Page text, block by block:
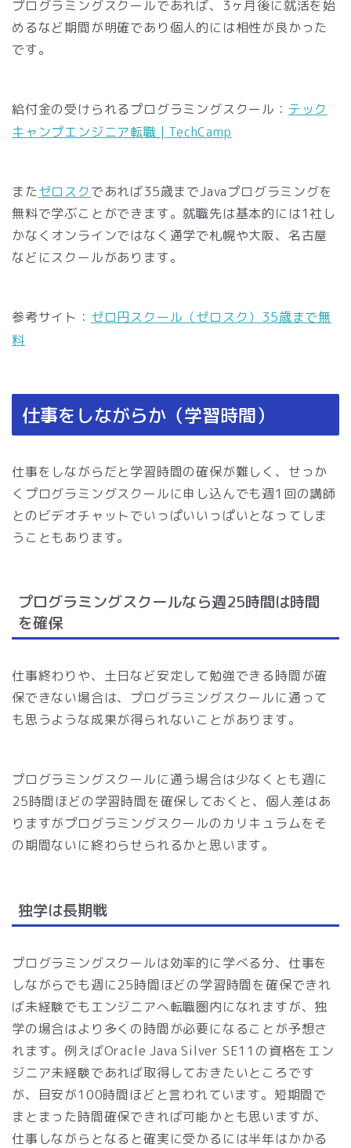
プログラミングスクールであれば、3ヶ月後に就活を始
めるなど期間が明確であり個人的には相性が良かった
です。
給付金の受けられるプログラミングスクール： テック
キャンプエンジニア転職 | TechCamp
またゼロスクであれば35歳までJavaプログラミングを
無料で学ぶことができます。就職先は基本的には1社し
かなくオンラインではなく通学で札幌や大阪、名古屋
などにスクールがあります。
参考サイト： ゼロ円スクール（ゼロスク）35歳まで無
料
仕事をしながらか（学習時間）
仕事をしながらだと学習時間の確保が難しく、せっか
くプログラミングスクールに申し込んでも週1回の講師
とのビデオチャットでいっぱいいっぱいとなってしま
うこともあります。
プログラミングスクールなら週25時間は時間
を確保
仕事終わりや、土日など安定して勉強できる時間が確
保できない場合は、プログラミングスクールに通って
も思うような成果が得られないことがあります。
プログラミングスクールに通う場合は少なくとも週に
25時間ほどの学習時間を確保しておくと、個人差はあ
りますがプログラミングスクールのカリキュラムをそ
の期間ないに終わらせられるかと思います。
独学は長期戦
プログラミングスクールは効率的に学べる分、仕事を
しながらでも週に25時間ほどの学習時間を確保できれ
ば未経験でもエンジニアへ転職圏内になれますが、独
学の場合はより多くの時間が必要になることが予想さ
れます。例えばOracle Java Silver SE11の資格をエン
ジニア未経験であれば取得しておきたいところです
が、目安が100時間ほどと言われています。短期間で
まとまった時間確保できれば可能かとも思いますが、
仕事しながらとなると確実に受かるには半年はかかる